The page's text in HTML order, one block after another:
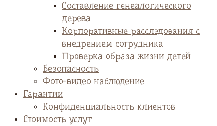
Cоставление генеалогического
дерева
Корпоративные расследования с
внедрением сотрудника
Проверка образа жизни детей
Безопасность
Фото-видео наблюдение
Гарантии
Конфиденциальность клиентов
Стоимость услуг